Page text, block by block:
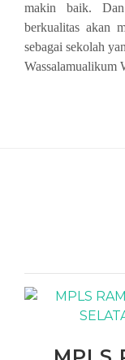
makin baik.
berkualitas akan
sebagai sekolah
Wassalamualikum